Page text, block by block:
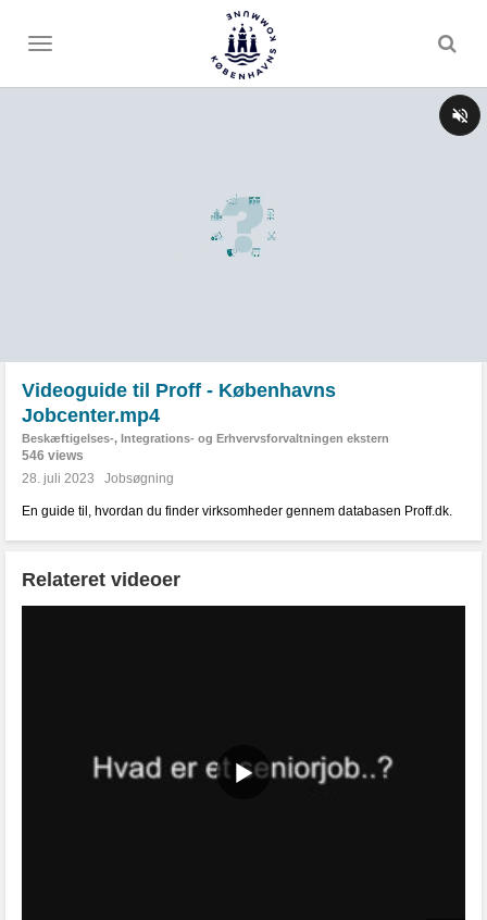
Toggle
Videoguide til Proff - Københavns
Jobcenter.mp4
Beskæftigelses-, Integrations- og Erhvervsforvaltningen ekstern
546 views
28. juli 2023
Jobsøgning
En guide til, hvordan du finder virksomheder gennem databasen Proff.dk.
Relateret videoer